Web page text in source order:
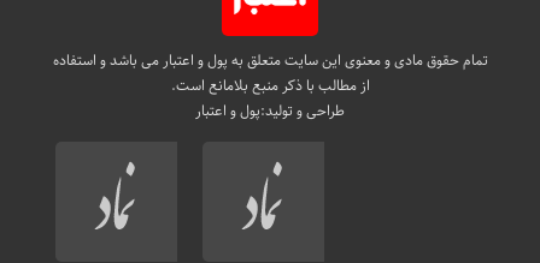
تمام حقوق مادی و معنوی این سایت متعلق به پول و اعتبار می باشد و استفاده
از مطالب با ذکر منبع بلامانع است.
طراحی و تولید:پول و اعتبار